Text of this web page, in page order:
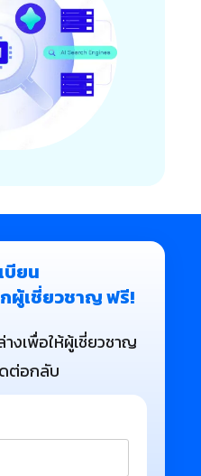
บียน
กผู้เชี่ยวชาญ ฟรี!
งเพื่อให้ผู้เชี่ยวชาญ
ต่อกลับ